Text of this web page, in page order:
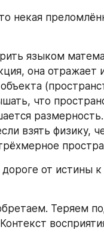
некая
языком
она отражает
что
взять физику,
от истины
Теряем